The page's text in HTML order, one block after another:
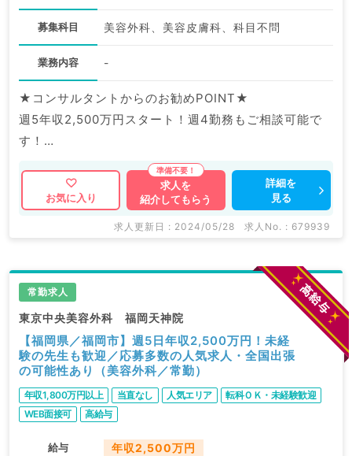
募集科目 美容外科、美容皮膚科、科目不問
業務内容 -
★コンサルタントからのお勧めPOINT★
週5年収2,500万円スタート！週4勤務もご相談可能で
す！
駅チカで通勤にも便利◎
美容未経験の方もOKです！
マイナビDOCTORでは病院やクリニックなどの医療機
掲載情報以外にも産業医等の企業系求人も多数扱ってい
ます。
求人内容の詳細等はお気軽にお問合せ下さい。
お気に入り
求人を
紹介してもらう
詳細を
見る
求人更新日 : 2024/05/28 求人No. : 679939
常勤求人
東京中央美容外科 福岡天神院
【福岡県／福岡市】週5日年収2,500万円！未経
験の先生も歓迎／応募多数の人気求人・全国出張
の可能性あり（美容外科／常勤）
年収1,800万円以上 当直なし 人気エリア
転科ＯＫ・未経験歓迎
WEB面接可
高給与
給与 年収2,500万円